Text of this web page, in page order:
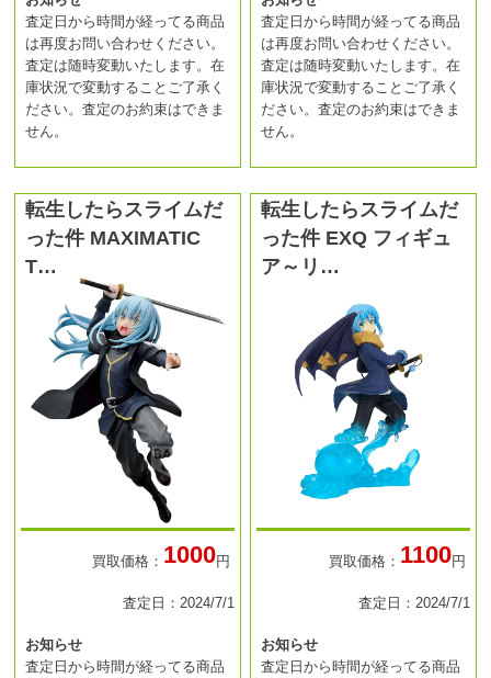
査定日から時間が経ってる商品
は再度お問い合わせください。
査定は随時変動いたします。在
庫状況で変動することご了承く
ださい。査定のお約束はできま
せん。
査定日から時間が経ってる商品
は再度お問い合わせください。
査定は随時変動いたします。在
庫状況で変動することご了承く
ださい。査定のお約束はできま
せん。
転生したらスライムだ
った件 MAXIMATIC
T…
買取価格： 1000円
査定日：2024/7/1
お知らせ
査定日から時間が経ってる商品
転生したらスライムだ
った件 EXQ フィギュ
ア～リ…
買取価格： 1100円
査定日：2024/7/1
お知らせ
査定日から時間が経ってる商品